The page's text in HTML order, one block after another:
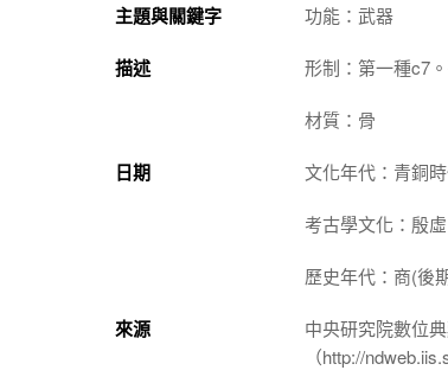
主題與關鍵字 功能：武器
描述 形制：第一種c7
材質：骨
日期 文化年代：青銅
考古學文化：殷虛
歷史年代：商(後
來源
中央研究院數位
（http://